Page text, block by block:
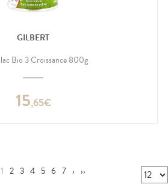
GILBERT
Bio 3 Croissance 800g
15,65€
1 2 3 4 5 6 7 › ››